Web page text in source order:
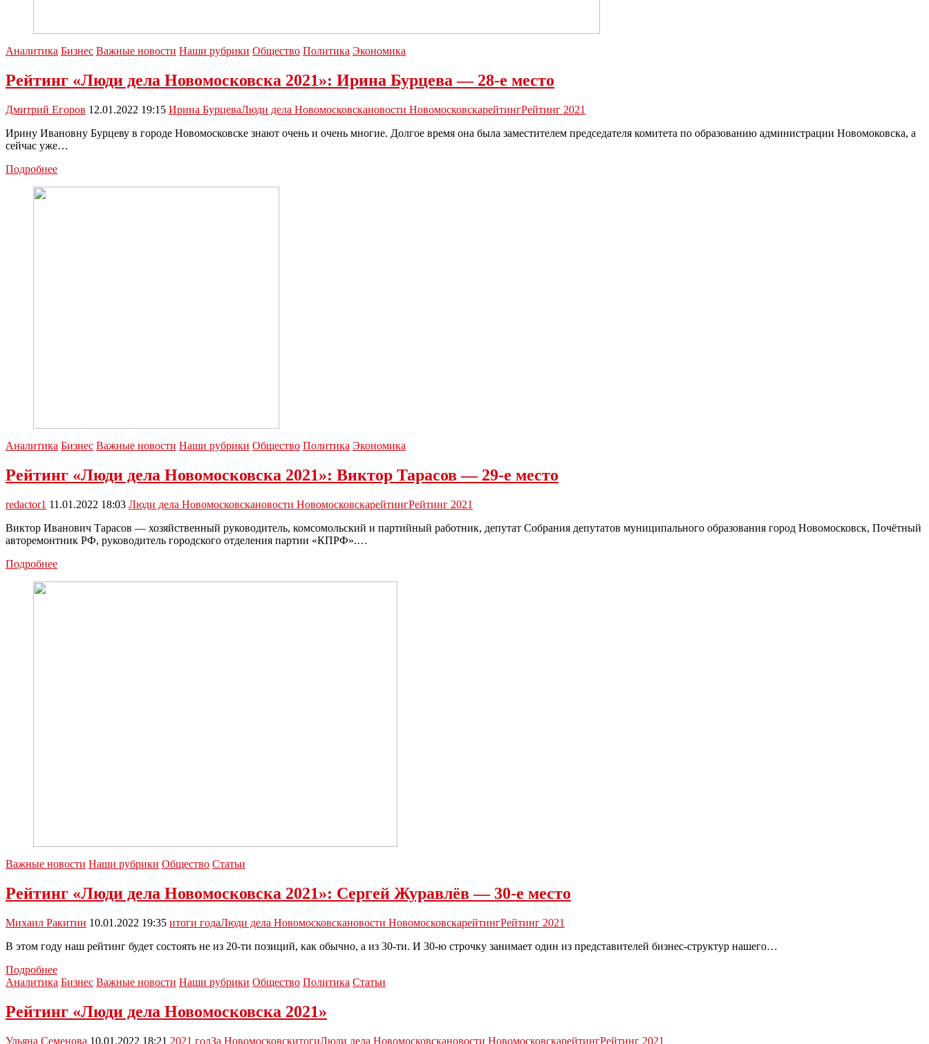
Аналитика Бизнес Важные новости Наши рубрики Общество Политика Экономика
Рейтинг «Люди дела Новомосковска 2021»: Ирина Бурцева — 28-е место
Дмитрий Егоров 12.01.2022 19:15 Ирина БурцеваЛюди дела Новомосковскановости НовомосковскарейтингРейтинг 2021
Ирину Ивановну Бурцеву в городе Новомосковске знают очень и очень многие. Долгое время она была заместителем председателя комитета по образованию администрации Новомоковска, а
сейчас уже…
ПодробнееРейтинг
Аналитика Бизнес Важные новости Наши рубрики Общество Политика Экономика
Рейтинг «Люди дела Новомосковска 2021»: Виктор Тарасов — 29-е место
redactor1 11.01.2022 18:03 Люди дела Новомосковскановости НовомосковскарейтингРейтинг 2021
Виктор Иванович Тарасов — хозяйственный руководитель, комсомольский и партийный работник, депутат Собрания депутатов муниципального образования город Новомосковск, Почётный
авторемонтник РФ, руководитель городского отделения партии «КПРФ».…
ПодробнееРейтинг
Важные новости Наши рубрики Общество Статьи
Рейтинг «Люди дела Новомосковска 2021»: Сергей Журавлёв — 30-е место
Михаил Ракитин 10.01.2022 19:35 итоги годаЛюди дела Новомосковскановости НовомосковскарейтингРейтинг 2021
В этом году наш рейтинг будет состоять не из 20-ти позиций, как обычно, а из 30-ти. И 30-ю строчку занимает один из представителей бизнес-структур нашего…
ПодробнееРейтинг
«Люди
Новомосковска
2021»:
Аналитика Бизнес Важные новости Наши рубрики Общество Политика Статьи
Рейтинг «Люди дела Новомосковска 2021»
Ульяна Семенова 10.01.2022 18:21 2021 годЗа НовомосковскитогиЛюди дела Новомосковскановости НовомосковскарейтингРейтинг 2021